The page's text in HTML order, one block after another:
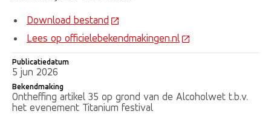
Download bestand
Lees op officielebekendmakingen.nl
Publicatiedatum
5 jun 2026
Bekendmaking
Ontheffing artikel 35 op grond van de Alcoholwet t.b.v.
het evenement Titanium festival